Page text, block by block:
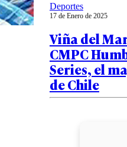
Deportes
17 de Enero de 2025
Viña del
CMPC
Series, el
de Chile